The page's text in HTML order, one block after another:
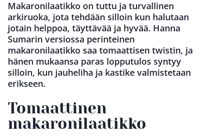
Makaronilaatikko on tuttu ja turvallinen
arkiruoka, jota tehdään silloin kun halutaan
jotain helppoa, täyttävää ja hyvää. Hanna
Sumarin versiossa perinteinen
makaronilaatikko saa tomaattisen twistin, ja
hänen mukaansa paras lopputulos syntyy
silloin, kun jauheliha ja kastike valmistetaan
erikseen.
Tomaattinen
makaronilaatikko